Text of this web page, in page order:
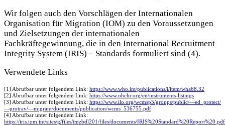
Wir folgen auch den Vorschlägen der Internationalen
Organisation für Migration (IOM) zu den Voraussetzungen
und Zielsetzungen der internationalen
Fachkräftegewinnung, die in den International Recruitment
Integrity System (IRIS) – Standards formuliert sind (4).
Verwendete Links
[1] Abrufbar unter folgendem Link: https://www.who.int/publications/i/item/wha68.32
[2] Abrufbar unter folgendem Link: https://www.ohchr.org/en/instruments-listings
[3] Abrufbar unter folgendem Link: https://www.ilo.org/wcmsp5/groups/public/—ed_protect/
—protrav/—migrant/documents/publication/wcms_536755.pdf
[4] Abrufbar unter folgendem Link:
https://iris.iom.int/sites/g/files/tmzbdl201/files/documents/IRIS%20Standard%20Report%20.pdf